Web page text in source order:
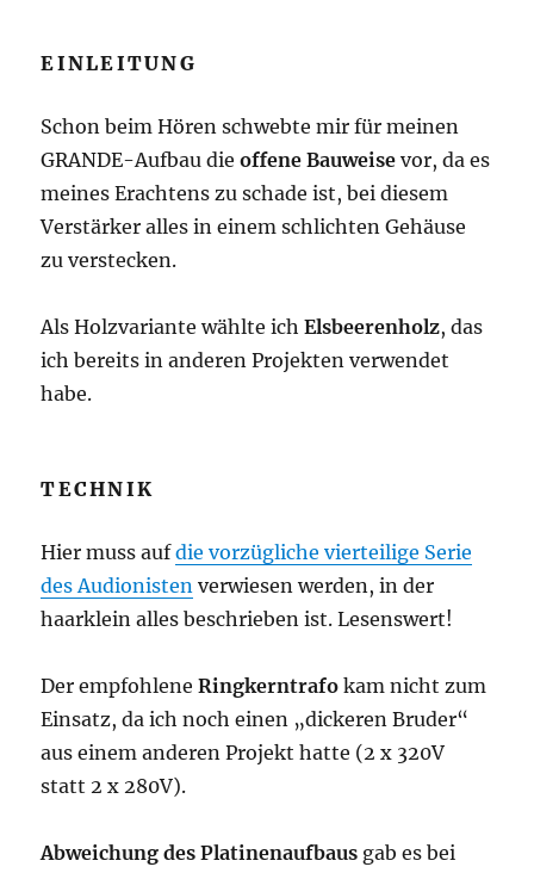
EINLEITUNG
Schon beim Hören schwebte mir für meinen
GRANDE-Aufbau dieoffene Bauweise vor, da es
meines Erachtens zu schade ist, bei diesem
Verstärker alles in einem schlichten Gehäuse
zu verstecken.
Als Holzvariante wählte ichElsbeerenholz, das
ich bereits in anderen Projekten verwendet
habe.
TECHNIK
Hier muss aufdie vorzügliche vierteilige Serie
des Audionisten verwiesen werden, in der
haarklein alles beschrieben ist. Lesenswert!
Der empfohleneRingkerntrafo kam nicht zum
Einsatz, da ich noch einen „dickeren Bruder“
aus einem anderen Projekt hatte (2 x 320V
statt 2 x 280V).
Abweichung des Platinenaufbaus gab es bei